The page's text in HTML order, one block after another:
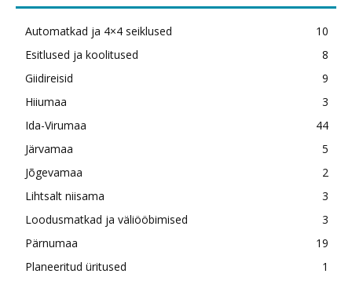
Automatkad ja 4×4 seiklused
10
Esitlused ja koolitused
8
Giidireisid
9
Hiiumaa
3
Ida-Virumaa
44
Järvamaa
5
Jõgevamaa
2
Lihtsalt niisama
3
Loodusmatkad ja väliööbimised
3
Pärnumaa
19
Planeeritud üritused
1